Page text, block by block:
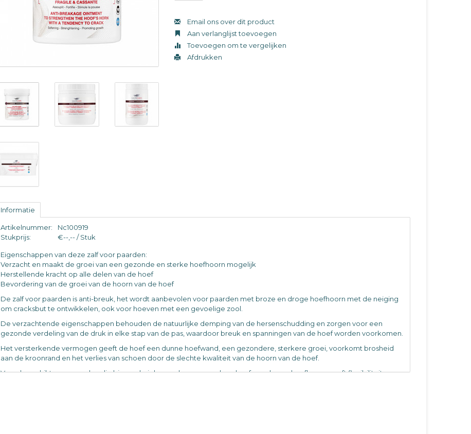
Email ons over dit product
Aan verlanglijst toevoegen
Toevoegen om te vergelijken
Afdrukken
Informatie
Artikelnummer:
Nc100919
Stukprijs:
€--,-- / Stuk
Eigenschappen van deze zalf voor paarden:
Verzacht en maakt de groei van een gezonde en sterke hoefhoorn mogelijk
Herstellende kracht op alle delen van de hoef
Bevordering van de groei van de hoorn van de hoef
De zalf voor paarden is anti-breuk, het wordt aanbevolen voor paarden met broze en droge hoefhoorn met de neiging
om cracksbut te ontwikkelen, ook voor hoeven met een gevoelige zool.
De verzachtende eigenschappen behouden de natuurlijke demping van de hersenschudding en zorgen voor een
gezonde verdeling van de druk in elke stap van de pas, waardoor breuk en spanningen van de hoef worden voorkomen.
Het versterkende vermogen geeft de hoef een dunne hoefwand, een gezondere, sterkere groei, voorkomt brosheid
aan de kroonrand en het verlies van schoen door de slechte kwaliteit van de hoorn van de hoef.
Vooral geschikt voor paarden die binnenshuis leven, de zorg van deze hoef voor broze hoefhoorn geeft flexibiliteit aan